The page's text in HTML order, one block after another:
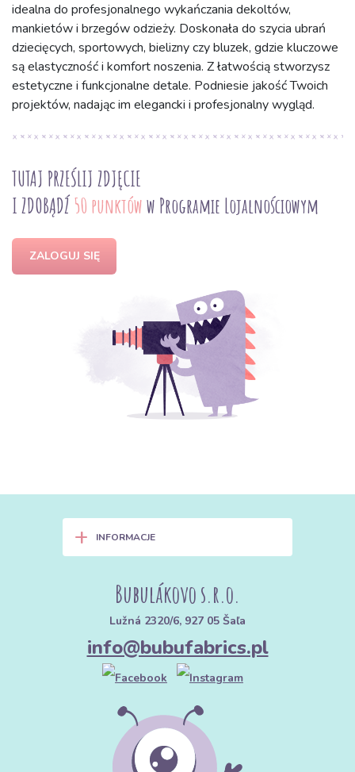
idealna do profesjonalnego wykańczania dekoltów,
mankietów i brzegów odzieży. Doskonała do szycia ubrań
dziecięcych, sportowych, bielizny czy bluzek, gdzie kluczowe
są elastyczność i komfort noszenia. Z łatwością stworzysz
estetyczne i funkcjonalne detale. Podniesie jakość Twoich
projektów, nadając im elegancki i profesjonalny wygląd.
TUTAJ PRZEŚLIJ ZDJĘCIE
I ZDOBĄDŹ 50 punktóww Programie Lojalnościowym
ZALOGUJ SIĘ
+ INFORMACJE
Bubulákovo s.r.o.
Lužná 2320/6, 927 05 Šaľa
info@bubufabrics.pl